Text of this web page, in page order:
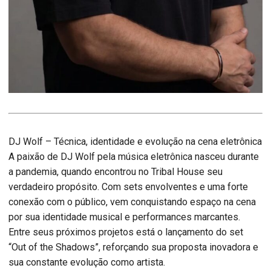
DJ Wolf – Técnica, identidade e evolução na cena eletrônica
A paixão de DJ Wolf pela música eletrônica nasceu durante
a pandemia, quando encontrou no Tribal House seu
verdadeiro propósito. Com sets envolventes e uma forte
conexão com o público, vem conquistando espaço na cena
por sua identidade musical e performances marcantes.
Entre seus próximos projetos está o lançamento do set
“Out of the Shadows”, reforçando sua proposta inovadora e
sua constante evolução como artista.